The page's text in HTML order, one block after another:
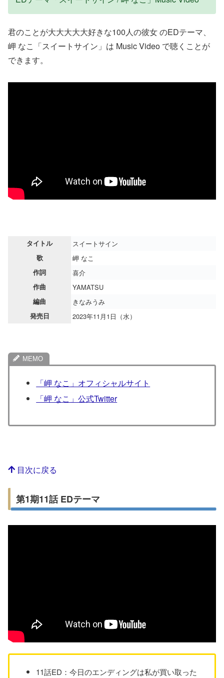
君のことが大大大大大好きな100人の彼女 のEDテーマ、
岬 なこ「スイートサイン」は Music Video で聴くことが
できます。
タイトル スイートサイン
歌 岬 なこ
作詞 喜介
作曲 YAMATSU
編曲 きなみうみ
発売日 2023年11月1日（水）
「岬 なこ」オフィシャルサイト
「岬 なこ」公式Twitter
目次に戻る
第1期11話 EDテーマ
11話ED：今日のエンディングは私が買い取った